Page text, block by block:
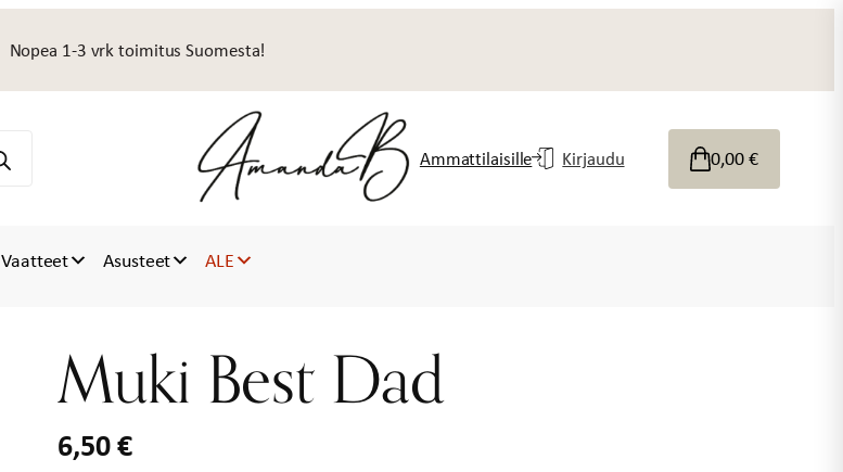
Nopea 1-3 vrk toimitus Suomesta!
Ammattilaisille Kirjaudu 0,00€
Vaatteet Asusteet ALE
Muki Best Dad
6,50€